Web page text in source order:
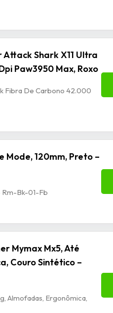
Shark X11 Ultra
Paw3950 Max, Roxo
Fibra De Carbono 42.000
Mode, 120mm, Preto –
Rm-Bk-01-Fb
Mymax Mx5, Até
Couro Sintético –
Almofadas, Ergonômica,